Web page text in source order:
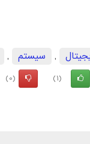
, سیستم ,
(1)
(0)